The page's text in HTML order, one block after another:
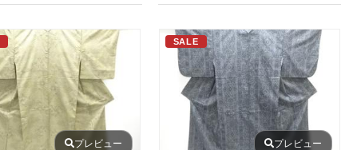
プレビュー
SALE
プレビュー